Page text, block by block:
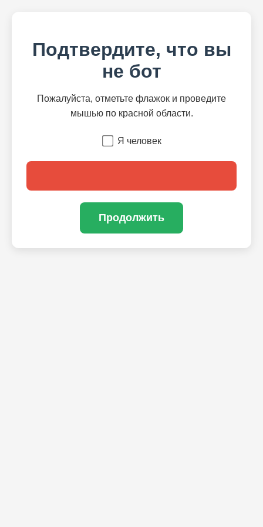
Подтвердите, что вы
не бот
Пожалуйста, отметьте флажок и проведите
мышью по красной области.
Я человек
Продолжить